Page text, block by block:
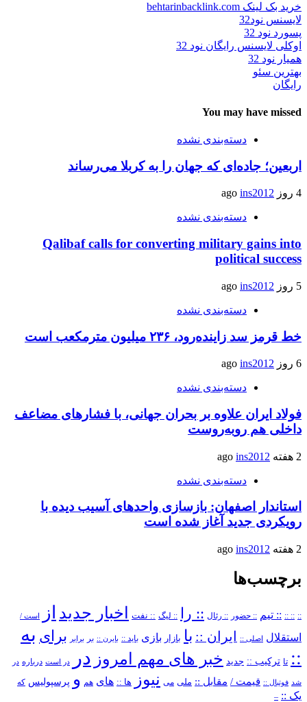
خرید بک لینک behtarinbacklink.com
لایسنس نود32
پسورد نود 32
اوکلی لایسنس رایگان نود 32
همیار نود 32
بهترین سئو
رایگان
You may have missed
دسته‌بندی نشده
اربعین؛ جاده‌ای که جهان را به کربلا می‌رساند
4 روز ago ins2012
دسته‌بندی نشده
Qalibaf calls for converting military gains into
political success
5 روز ago ins2012
دسته‌بندی نشده
خط قرمز سد زاینده‌رود، ۲۳۶ میلیون مترمکعب است
6 روز ago ins2012
دسته‌بندی نشده
فولاد ایران علاوه بر بحران جهانی، با فشارهای مضاعف
داخلی هم روبه‌روست
2 هفته ago ins2012
دسته‌بندی نشده
استاندار اصفهان: بازسازی واحدهای آسیب دیده با
رویکردی جدید آغاز شده است
2 هفته ago ins2012
برچسب‌ها
::
:: :: :: تیم :: حضور :: رئال :: را :: لیگ :: نفت اخبار جدید از است /
استقلال اصلی :: ایران :: با بازار بازی باید :: بایرن :: بر برابر برای به
:: تا ترکیب :: جدید خبر های مهم امروز در در است درباره در
شد فوتبال :: قیمت / مقابل :: ملی می نیوز ها :: های هم و پرسپولیس که
یک :: –